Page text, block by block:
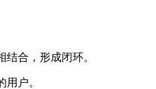
合，形成闭环。
户。